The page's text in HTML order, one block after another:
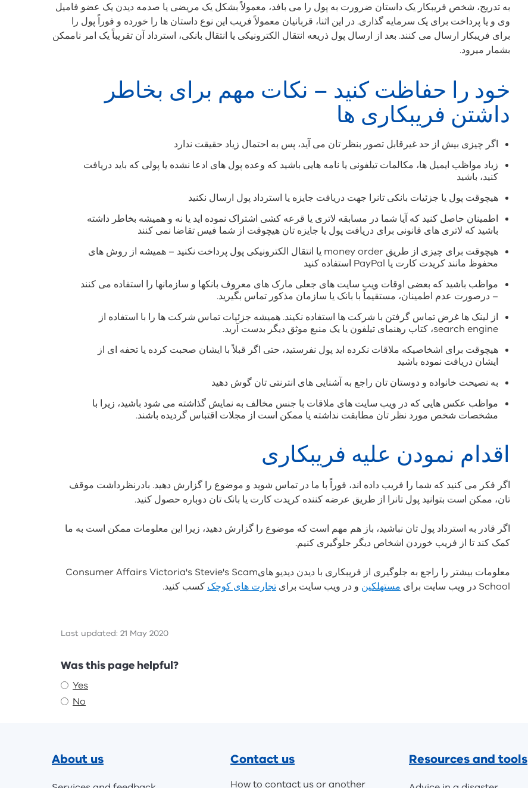
به تدریج، شخص فریبکار یک داستان ضرورت به پول را می بافد، معمولاً بشکل یک مریضی یا صدمه دیدن یک عضو فامیل
وی و یا پرداخت برای یک سرمایه گذاری. در این اثنا، قربانیان معمولاً فریب این نوع داستان ها را خورده و فوراً پول را
برای فریبکار ارسال می کنند. بعد از ارسال پول ذریعه انتقال الکترونیکی یا انتقال بانکی، استرداد آن تقریباً یک امر ناممکن
بشمار میرود.
خود را حفاظت کنید – نکات مهم برای بخاطر
داشتن فریبکاری ها
اگر چیزی بیش از حد غیرقابل تصور بنظر تان می آید، پس به احتمال زیاد حقیقت ندارد
زیاد مواظب ایمیل ها، مکالمات تیلفونی یا نامه هایی باشید که وعده پول های ادعا نشده یا پولی که باید دریافت
کنید، باشید
هیچوقت پول یا جزئیات بانکی تانرا جهت دریافت جایزه یا استرداد پول ارسال نکنید
اطمینان حاصل کنید که آیا شما در مسابقه لاتری یا قرعه کشی اشتراک نموده اید یا نه و همیشه بخاطر داشته
باشید که لاتری های قانونی برای دریافت پول یا جایزه تان هیچوقت از شما فیس تقاضا نمی کنند
هیچوقت برای چیزی از طریق money order یا انتقال الکترونیکی پول پرداخت نکنید – همیشه از روش های
محفوظ مانند کریدت کارت یا PayPal استفاده کنید
مواظب باشید که بعضی اوقات ویب سایت های جعلی مارک های معروف بانکها و سازمانها را استفاده می کنند
– درصورت عدم اطمینان، مستقیماً با بانک یا سازمان مذکور تماس بگیرید.
از لینک ها غرض تماس گرفتن با شرکت ها استفاده نکیند. همیشه جزئیات تماس شرکت ها را با استفاده از
search engine، کتاب رهنمای تیلفون یا یک منبع موثق دیگر بدست آرید.
هیچوقت برای اشخاصیکه ملاقات نکرده اید پول نفرستید، حتی اگر قبلاً با ایشان صحبت کرده یا تحفه ای از
ایشان دریافت نموده باشید
به نصیحت خانواده و دوستان تان راجع به آشنایی های انترنتی تان گوش دهید
مواظب عکس هایی که در ویب سایت های ملاقات با جنس مخالف به نمایش گذاشته می شود باشید، زیرا با
مشخصات شخص مورد نظر تان مطابقت نداشته یا ممکن است از مجلات اقتباس گردیده باشند.
اقدام نمودن علیه فریبکاری
اگر فکر می کنید که شما را فریب داده اند، فوراً با ما در تماس شوید و موضوع را گزارش دهید. بادرنظرداشت موقف
تان، ممکن است بتوانید پول تانرا از طریق عرضه کننده کریدت کارت یا بانک تان دوباره حصول کنید.
اگر قادر به استرداد پول تان نباشید، باز هم مهم است که موضوع را گزارش دهید، زیرا این معلومات ممکن است به ما
کمک کند تا از فریب خوردن اشخاص دیگر جلوگیری کنیم.
معلومات بیشتر را راجع به جلوگیری از فریبکاری با دیدن دیدیو هایConsumer Affairs Victoria's Stevie's Scam
School در ویب سایت برای
مستهلکین و در ویب سایت برای تجارت های کوچک کسب کنید.
Last updated: 21 May 2020
Feedback
Was this page helpful?
Yes
No
About us Contact us
How to contact us or another
Resources and tools